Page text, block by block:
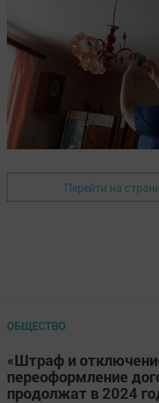
Перейти на
ОБЩЕСТВО
«Штраф и
переоформление
продолжат в 2024